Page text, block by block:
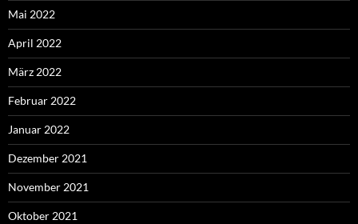
Mai 2022
April 2022
März 2022
Februar 2022
Januar 2022
Dezember 2021
November 2021
Oktober 2021